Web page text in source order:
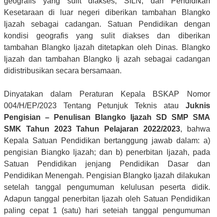
Kesetaraan di luar negeri diberikan tambahan Blangko
Ijazah sebagai cadangan. Satuan Pendidikan dengan
kondisi geografis yang sulit diakses dan diberikan
tambahan Blangko ljazah ditetapkan oleh Dinas. Blangko
Ijazah dan tambahan Blangko Ij azah sebagai cadangan
didistribusikan secara bersamaan.
Dinyatakan dalam Peraturan Kepala BSKAP Nomor
004/H/EP/2023 Tentang Petunjuk Teknis atau Juknis
Pengisian – Penulisan Blangko Ijazah SD SMP SMA
SMK Tahun 2023 Tahun Pelajaran 2022/2023, bahwa
Kepala Satuan Pendidikan bertanggung jawab dalam: a)
pengisian Biangko ljazah; dan b) penerbitan ljazah, pada
Satuan Pendidikan jenjang Pendidikan Dasar dan
Pendidikan Menengah. Pengisian Blangko Ijazah dilakukan
setelah tanggal pengumuman kelulusan peserta didik.
Adapun tanggal penerbitan Ijazah oleh Satuan Pendidikan
paling cepat 1 (satu) hari seteiah tanggal pengumuman